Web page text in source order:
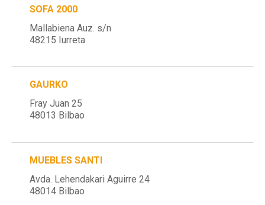
SOFA 2000
Mallabiena Auz. s/n
48215 Iurreta
GAURKO
Fray Juan 25
48013 Bilbao
MUEBLES SANTI
Avda. Lehendakari Aguirre 24
48014 Bilbao